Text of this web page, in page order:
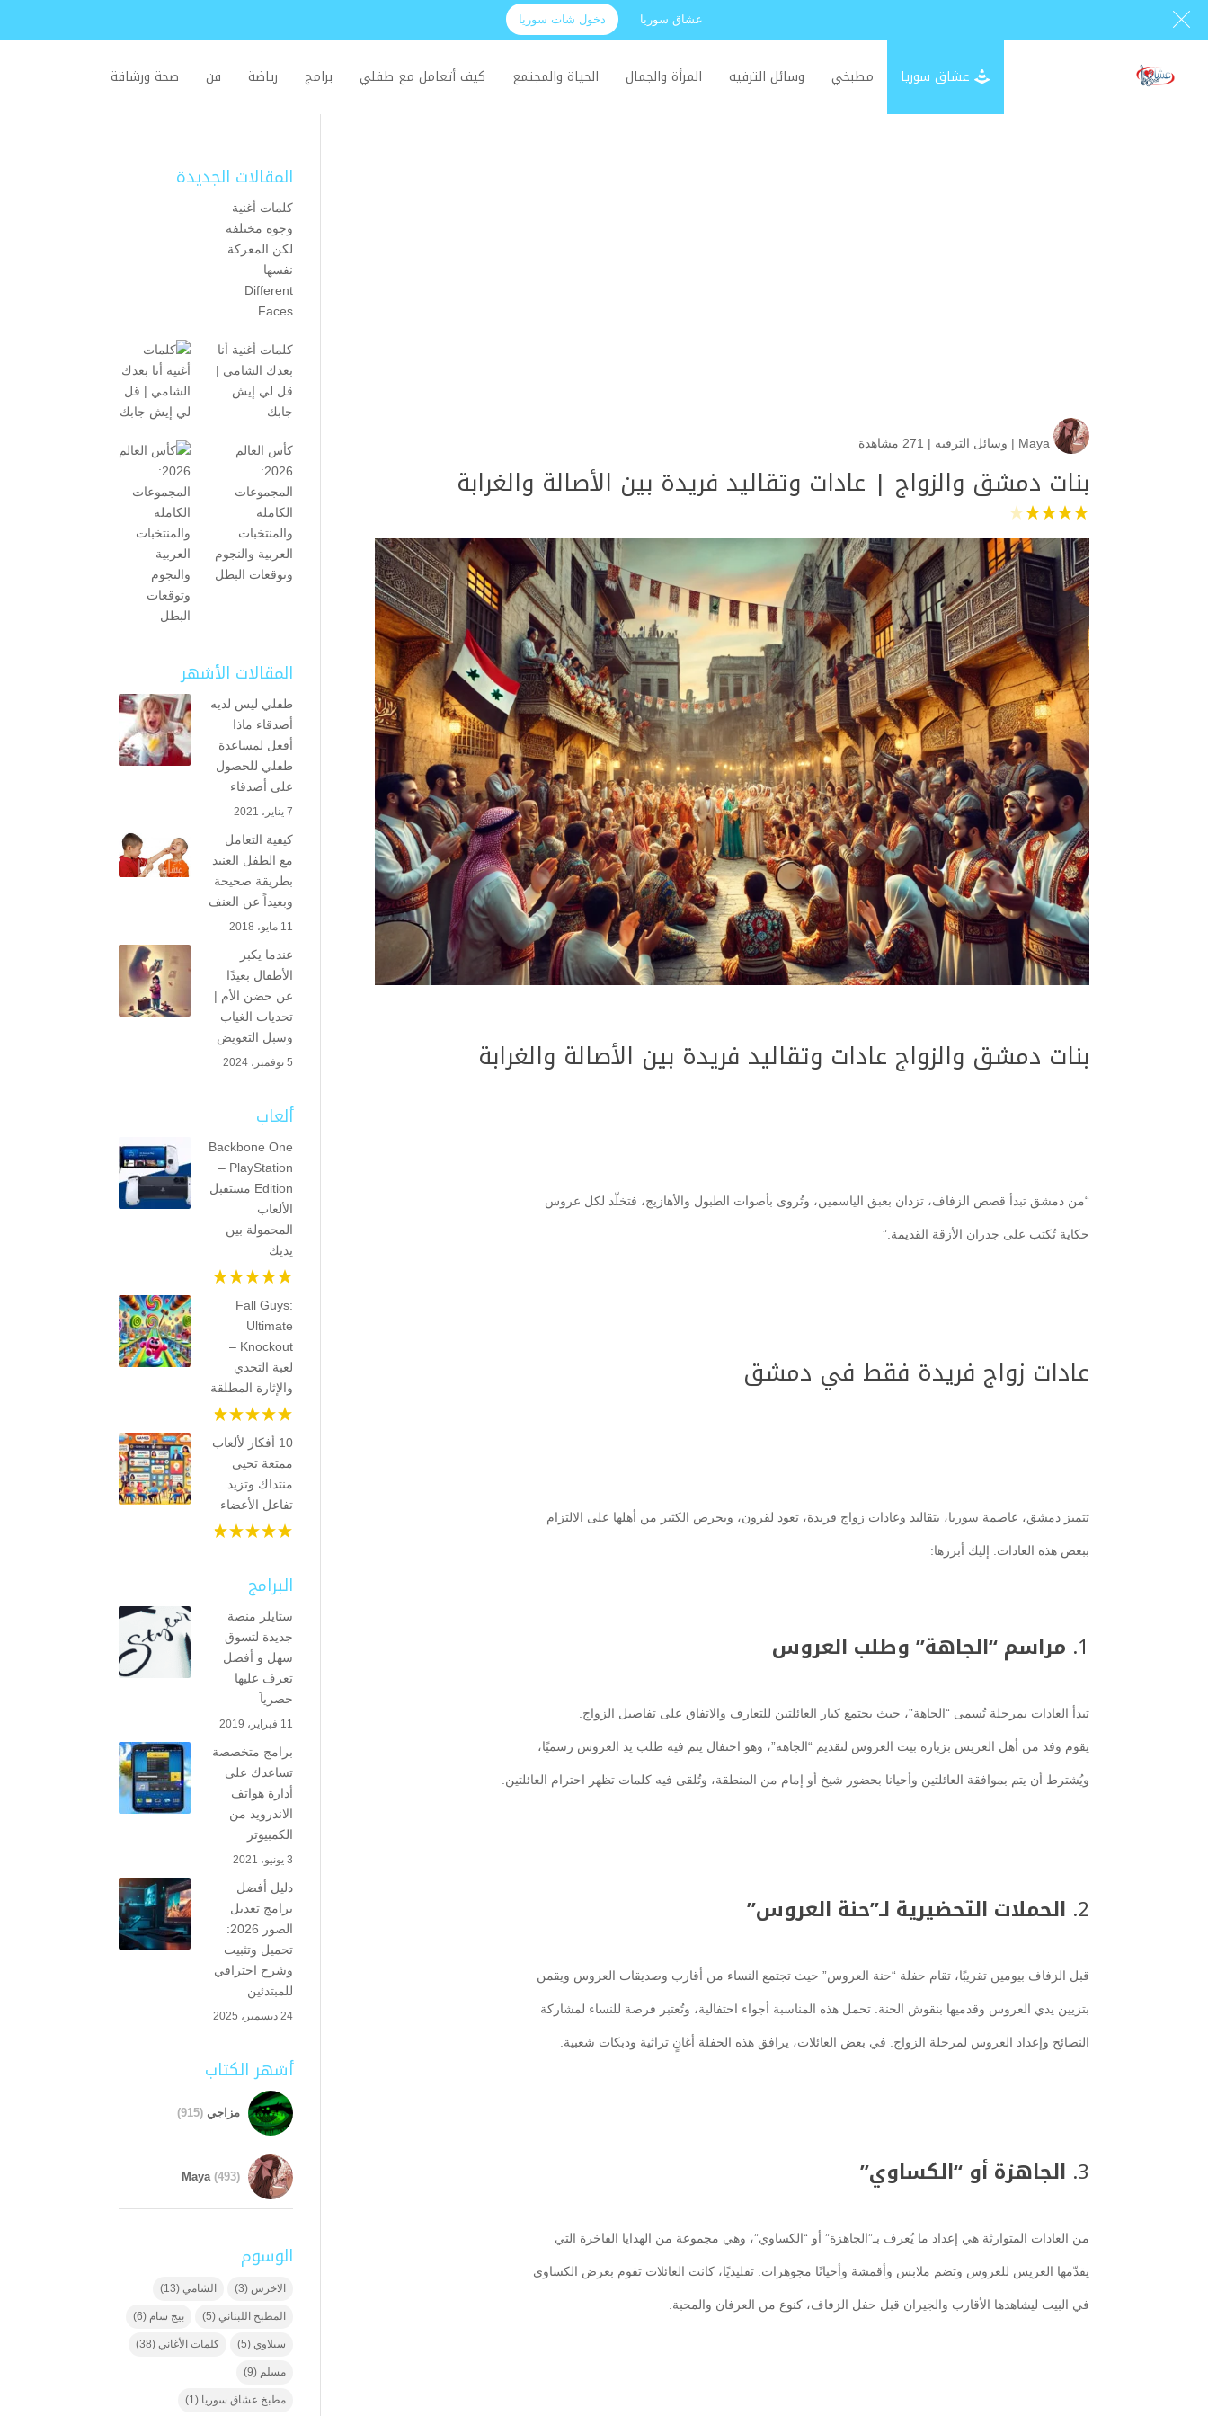
عشاق سوريا دخول شات سوريا
عشاق سوريا مطبخي وسائل الترفيه المرأة والجمال الحياة والمجتمع كيف أتعامل مع طفلي برامج رياضة فن صحة ورشاقة
Maya
| وسائل الترفيه | 271 مشاهدة
بنات دمشق والزواج | عادات وتقاليد فريدة بين الأصالة والغرابة
بنات دمشق والزواج عادات وتقاليد فريدة بين الأصالة والغرابة
“من دمشق تبدأ قصص الزفاف، تزدان بعبق الياسمين، وتُروى بأصوات الطبول والأهازيج، فتخلّد لكل عروس
حكاية تُكتب على جدران الأزقة القديمة.”
عادات زواج فريدة فقط في دمشق
تتميز دمشق، عاصمة سوريا، بتقاليد وعادات زواج فريدة، تعود لقرون، ويحرص الكثير من أهلها على الالتزام
ببعض هذه العادات. إليك أبرزها:
1. مراسم “الجاهة” وطلب العروس
تبدأ العادات بمرحلة تُسمى “الجاهة”، حيث يجتمع كبار العائلتين للتعارف والاتفاق على تفاصيل الزواج.
يقوم وفد من أهل العريس بزيارة بيت العروس لتقديم “الجاهة”، وهو احتفال يتم فيه طلب يد العروس رسميًا،
ويُشترط أن يتم بموافقة العائلتين وأحيانا بحضور شيخ أو إمام من المنطقة، وتُلقى فيه كلمات تظهر احترام العائلتين.
2. الحملات التحضيرية لـ”حنة العروس”
قبل الزفاف بيومين تقريبًا، تقام حفلة “حنة العروس” حيث تجتمع النساء من أقارب وصديقات العروس ويقمن
بتزيين يدي العروس وقدميها بنقوش الحنة. تحمل هذه المناسبة أجواء احتفالية، وتُعتبر فرصة للنساء لمشاركة
النصائح وإعداد العروس لمرحلة الزواج. في بعض العائلات، يرافق هذه الحفلة أغانٍ تراثية ودبكات شعبية.
3. الجاهزة أو “الكساوي”
من العادات المتوارثة هي إعداد ما يُعرف بـ”الجاهزة” أو “الكساوي”، وهي مجموعة من الهدايا الفاخرة التي
يقدّمها العريس للعروس وتضم ملابس وأقمشة وأحيانًا مجوهرات. تقليديًا، كانت العائلات تقوم بعرض الكساوي
في البيت ليشاهدها الأقارب والجيران قبل حفل الزفاف، كنوع من العرفان والمحبة.
المقالات الجديدة
كلمات أغنية
وجوه مختلفة
لكن المعركة
نفسها –
Different
Faces
كلمات أغنية أنا
بعدك الشامي |
قل لي إيش
جابك
كأس العالم
2026:
المجموعات
الكاملة
والمنتخبات
العربية والنجوم
وتوقعات البطل
المقالات الأشهر
طفلي ليس لديه
أصدقاء ماذا
أفعل لمساعدة
طفلي للحصول
على أصدقاء
7 يناير، 2021
كيفية التعامل
مع الطفل العنيد
بطريقة صحيحة
وبعيداً عن العنف
11 مايو، 2018
عندما يكبر
الأطفال بعيدًا
عن حضن الأم |
تحديات الغياب
وسبل التعويض
5 نوفمبر، 2024
ألعاب
Backbone One
– PlayStation
Edition مستقبل
الألعاب
المحمولة بين
يديك
Fall Guys:
Ultimate
Knockout –
لعبة التحدي
والإثارة المطلقة
10 أفكار لألعاب
ممتعة تحيي
منتداك وتزيد
تفاعل الأعضاء
البرامج
ستايلر منصة
جديدة لتسوق
سهل و أفضل
تعرف عليها
حصرياََ
11 فبراير، 2019
برامج متخصصة
تساعدك على
أدارة هواتف
الاندرويد من
الكمبيوتر
3 يونيو، 2021
دليل أفضل
برامج تعديل
الصور 2026:
تحميل وتثبيت
وشرح احترافي
للمبتدئين
24 ديسمبر، 2025
أشهر الكتاب
مزاجي (915)
Maya (493)
الوسوم
الاخرس (3) الشامي (13)
المطبخ اللبناني (5) بيج سام (6)
سيلاوي (5) كلمات الأغاني (38)
مسلم (9)
مطبخ عشاق سوريا (1)